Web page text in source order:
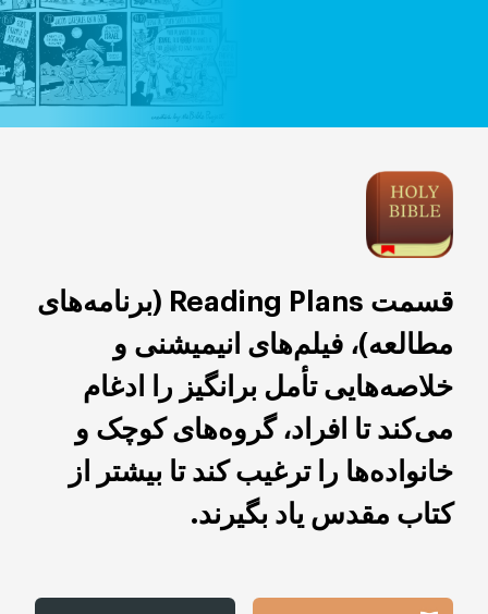
قسمت Reading Plans (برنامه‌های
مطالعه)، فیلم‌های انیمیشنی و
خلاصه‌هایی تأمل برانگیز را ادغام
می‌کند تا افراد، گروه‌های کوچک و
خانواده‌ها را ترغیب کند تا بیشتر از
کتاب مقدس یاد بگیرند.